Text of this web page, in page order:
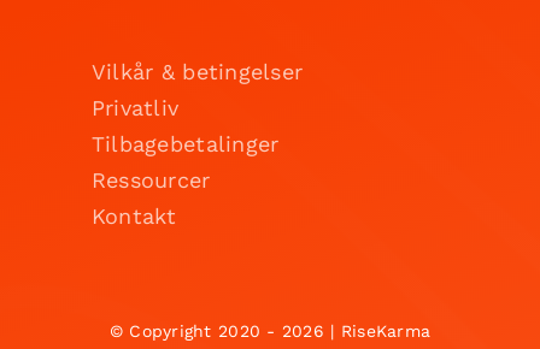
Vilkår & betingelser
Privatliv
Tilbagebetalinger
Ressourcer
Kontakt
© Copyright 2020 - 2026 | RiseKarma